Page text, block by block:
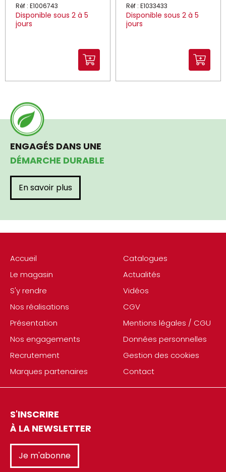
Réf : E1006743
Disponible sous 2 à 5
jours
Réf : E1033433
Disponible sous 2 à 5
jours
Accueil
Le magasin
S'y rendre
Nos réalisations
Présentation
Nos engagements
Recrutement
Marques partenaires
Catalogues
Actualités
Vidéos
CGV
Mentions légales / CGU
Données personnelles
Gestion des cookies
Contact
S'INSCRIRE
À LA NEWSLETTER
Je m'abonne
ENGAGÉS DANS UNE
DÉMARCHE DURABLE
En savoir plus